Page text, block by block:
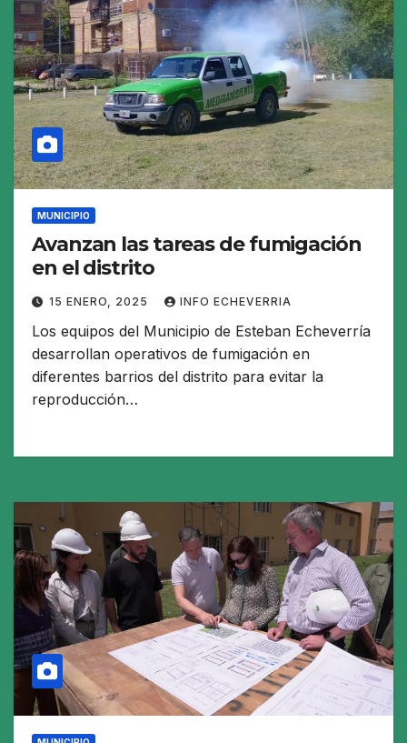
MUNICIPIO
Avanzan las tareas de fumigación
en el distrito
15 ENERO, 2025 INFO ECHEVERRIA
Los equipos del Municipio de Esteban Echeverría
desarrollan operativos de fumigación en
diferentes barrios del distrito para evitar la
reproducción…